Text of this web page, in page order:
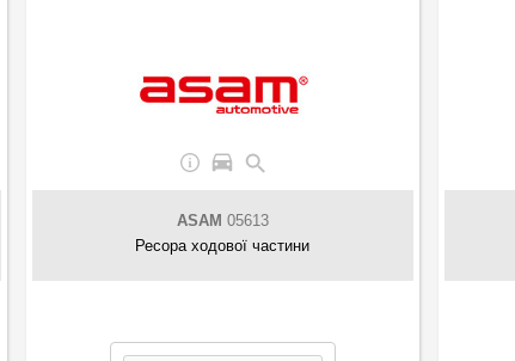
ASAM 05613
Ресора ходової частини